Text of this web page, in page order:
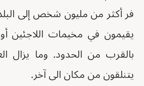
فر أكثر من مليون شخص إلى
يقيمون في مخيمات اللاجئين
بالقرب من الحدود. وما يزال
يتنلقون من مكان الى آخر.